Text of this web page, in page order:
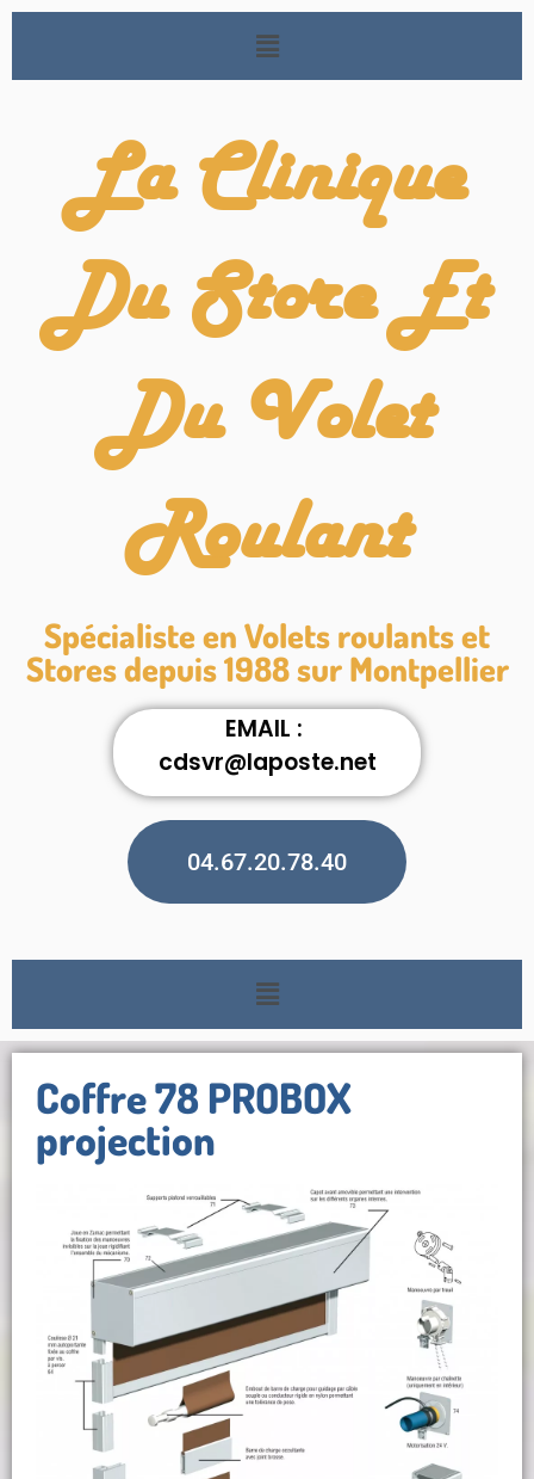
La Clinique
Du Store Et
Du Volet
Roulant
Spécialiste en Volets roulants et
Stores depuis 1988 sur Montpellier
EMAIL :
cdsvr@laposte.net
04.67.20.78.40
Coffre 78 PROBOX
projection